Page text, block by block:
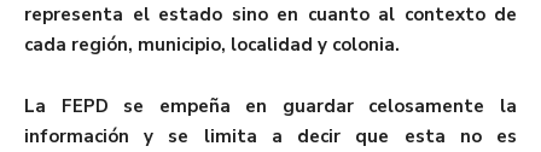
representa el estado sino en cuanto al contexto de
cada región, municipio, localidad y colonia.
La FEPD se empeña en guardar celosamente la
información y se limita a decir que esta no es